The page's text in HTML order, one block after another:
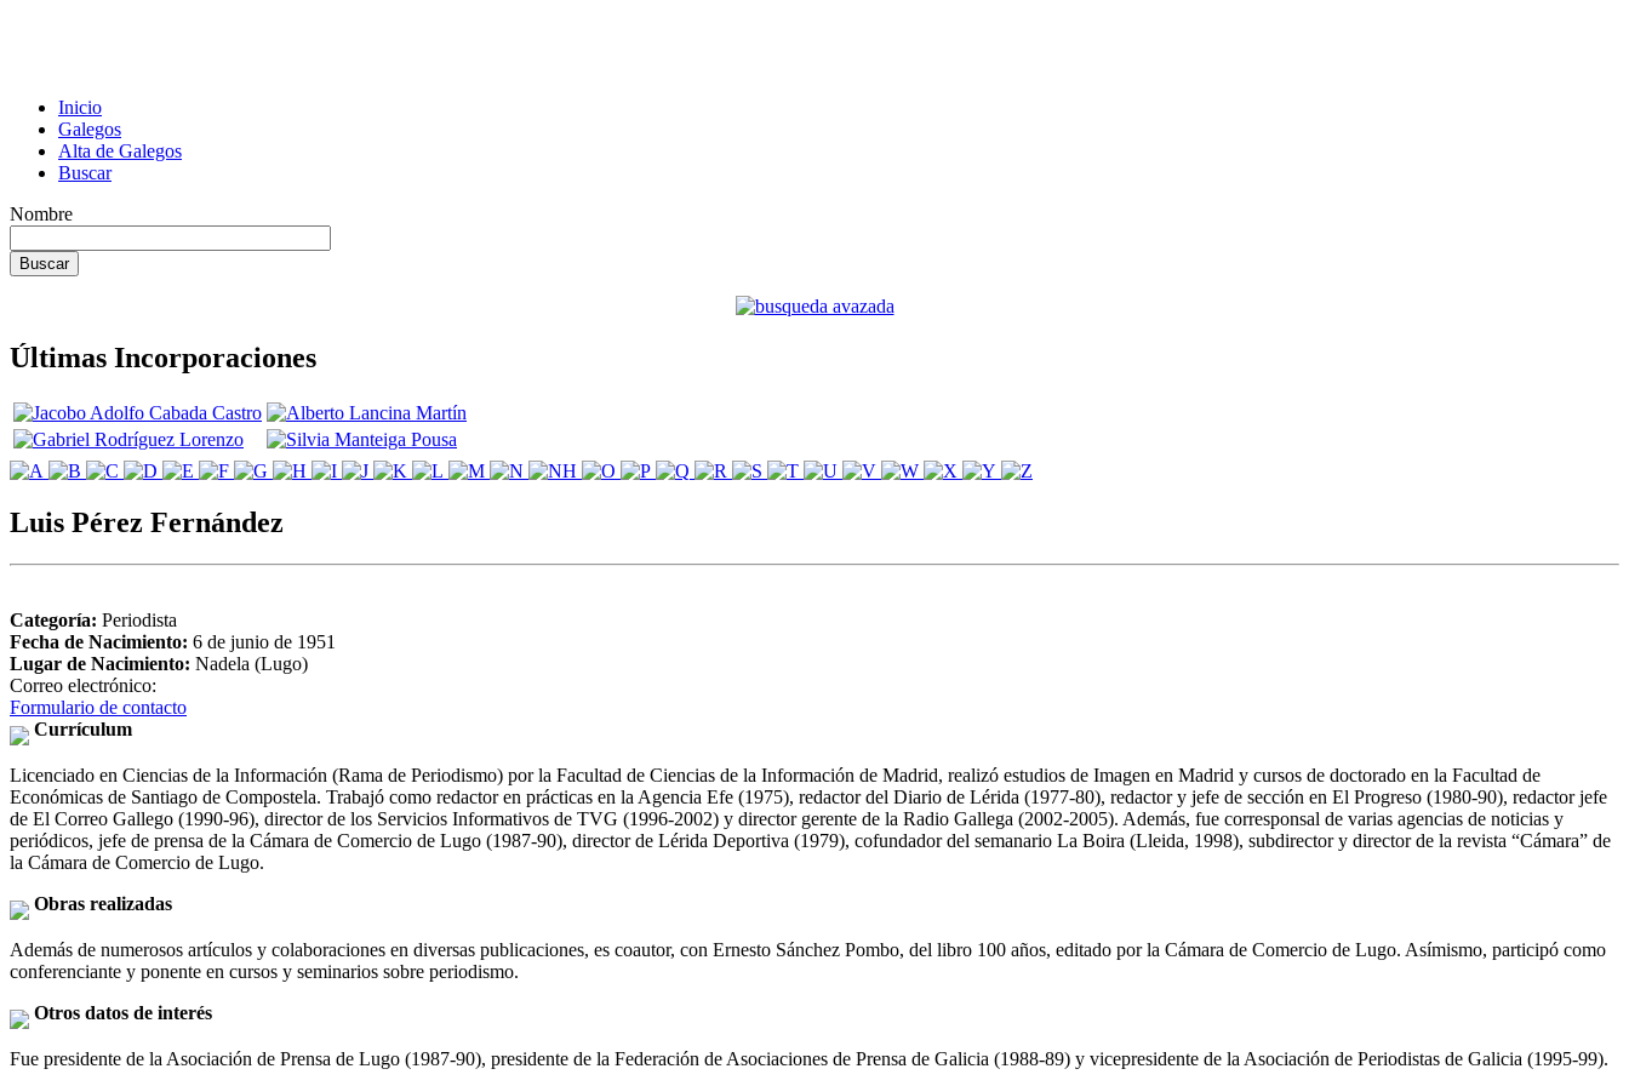
Inicio
Galegos
Alta de Galegos
Buscar
Nombre
Últimas Incorporaciones
Luis Pérez Fernández
Categoría: Periodista
Fecha de Nacimiento: 6 de junio de 1951
Lugar de Nacimiento: Nadela (Lugo)
Correo electrónico:
Formulario de contacto
Currículum
Licenciado en Ciencias de la Información (Rama de Periodismo) por la Facultad de Ciencias de la Información de Madrid, realizó estudios de Imagen en Madrid y cursos de doctorado en la Facultad de
Económicas de Santiago de Compostela. Trabajó como redactor en prácticas en la Agencia Efe (1975), redactor del Diario de Lérida (1977-80), redactor y jefe de sección en El Progreso (1980-90), redactor jefe
de El Correo Gallego (1990-96), director de los Servicios Informativos de TVG (1996-2002) y director gerente de la Radio Gallega (2002-2005). Además, fue corresponsal de varias agencias de noticias y
periódicos, jefe de prensa de la Cámara de Comercio de Lugo (1987-90), director de Lérida Deportiva (1979), cofundador del semanario La Boira (Lleida, 1998), subdirector y director de la revista “Cámara” de
la Cámara de Comercio de Lugo.
Obras realizadas
Además de numerosos artículos y colaboraciones en diversas publicaciones, es coautor, con Ernesto Sánchez Pombo, del libro 100 años, editado por la Cámara de Comercio de Lugo. Asímismo, participó como
conferenciante y ponente en cursos y seminarios sobre periodismo.
Otros datos de interés
Fue presidente de la Asociación de Prensa de Lugo (1987-90), presidente de la Federación de Asociaciones de Prensa de Galicia (1988-89) y vicepresidente de la Asociación de Periodistas de Galicia (1995-99).